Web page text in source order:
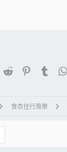
LinkedIn
RedditPinterest
食衣住行育樂